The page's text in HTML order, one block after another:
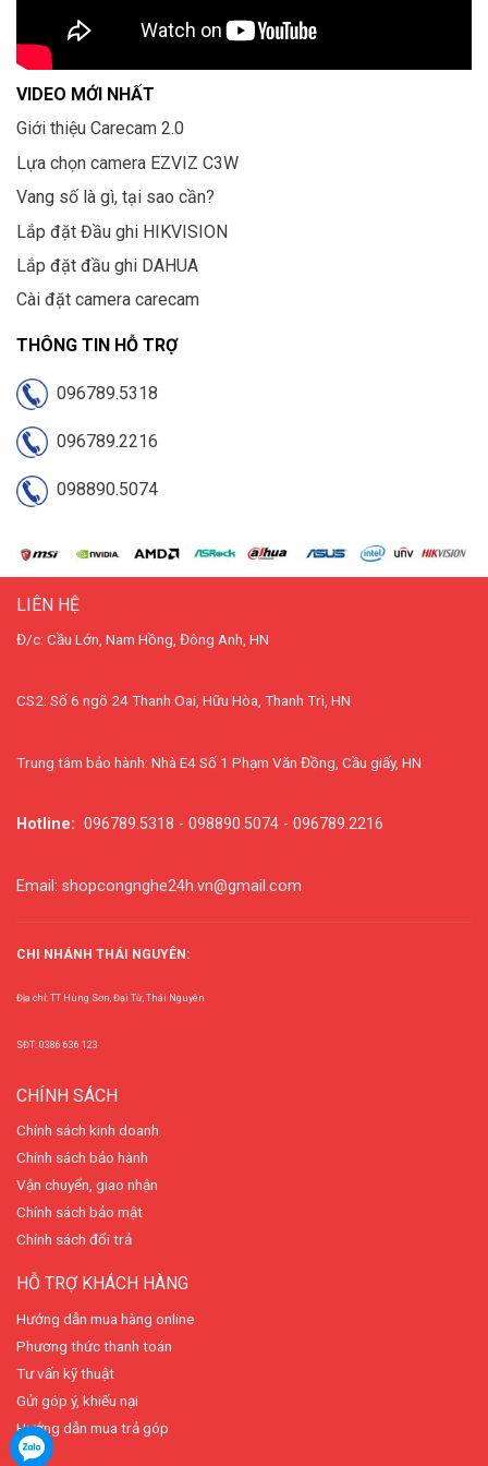
VIDEO MỚI NHẤT
Giới thiệu Carecam 2.0
Lựa chọn camera EZVIZ C3W
Vang số là gì, tại sao cần?
Lắp đặt Đầu ghi HIKVISION
Lắp đặt đầu ghi DAHUA
Cài đặt camera carecam
THÔNG TIN HỖ TRỢ
096789.5318
096789.2216
098890.5074
LIÊN HỆ
Đ/c: Cầu Lớn, Nam Hồng, Đông Anh, HN
CS2: Số 6 ngõ 24 Thanh Oai, Hữu Hòa, Thanh Trì, HN
Trung tâm bảo hành: Nhà E4 Số 1 Phạm Văn Đồng, Cầu giấy, HN
Hotline: 096789.5318 - 098890.5074 - 096789.2216
Email: shopcongnghe24h.vn@gmail.com
CHI NHÁNH THÁI NGUYÊN:
Địa chỉ: TT Hùng Sơn, Đại Từ, Thái Nguyên
SĐT: 0386 636 123
CHÍNH SÁCH
Chính sách kinh doanh
Chính sách bảo hành
Vận chuyển, giao nhận
Chính sách bảo mật
Chính sách đổi trả
HỖ TRỢ KHÁCH HÀNG
Hướng dẫn mua hàng online
Phương thức thanh toán
Tư vấn kỹ thuật
Gửi góp ý, khiếu nại
Hướng dẫn mua trả góp